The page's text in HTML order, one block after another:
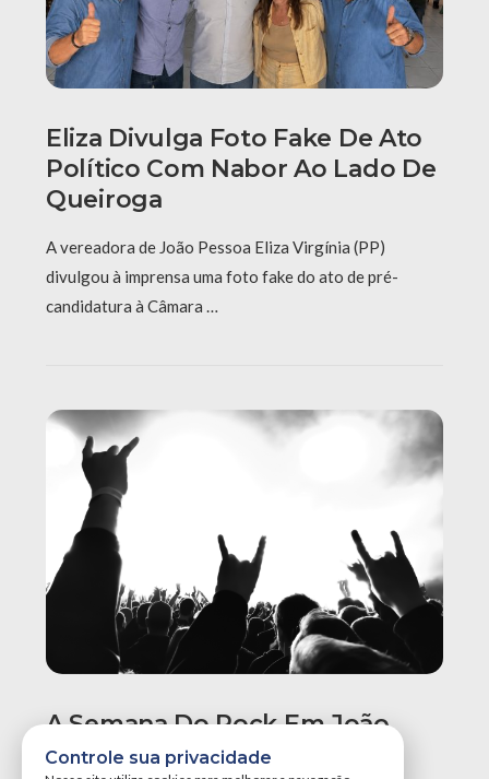
Eliza Divulga Foto Fake De Ato
Político Com Nabor Ao Lado De
Queiroga
A vereadora de João Pessoa Eliza Virgínia (PP)
divulgou à imprensa uma foto fake do ato de pré-
candidatura à Câmara …
A Semana Do Rock Em João
Pessoa Promete Um Dos
Controle sua privacidade